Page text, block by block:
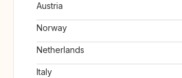
Austria
Norway
Netherlands
Italy